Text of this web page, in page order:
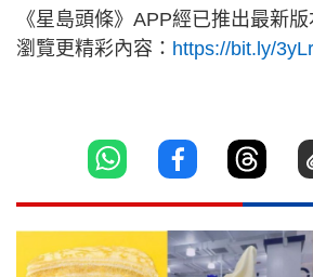
《星島頭條》APP經已推出最新
瀏覽更精彩內容： https://bit.ly/